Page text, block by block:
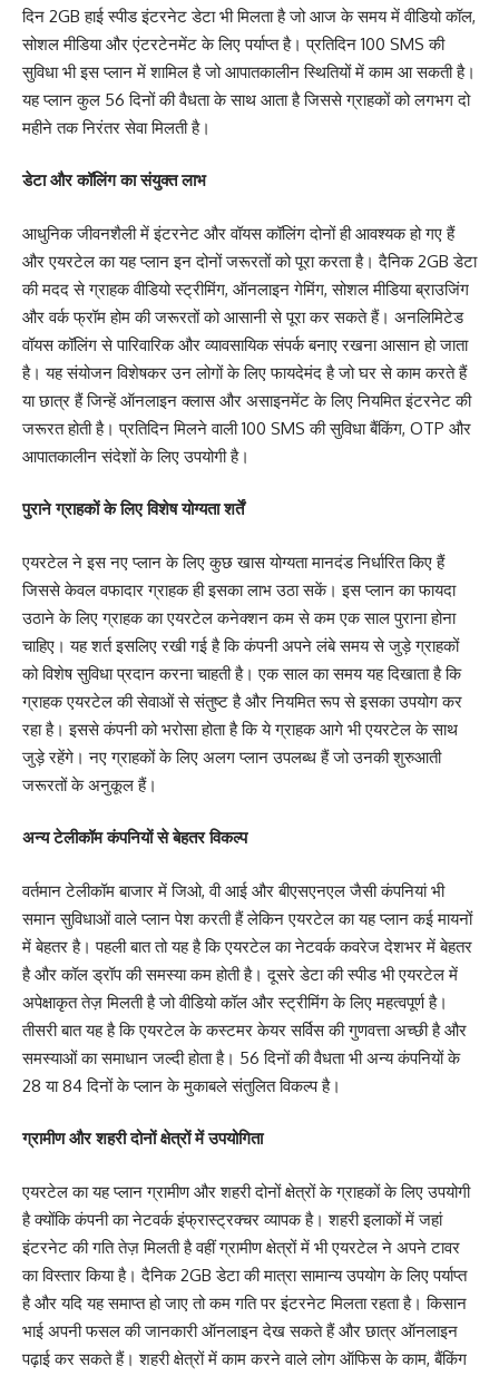
दिन 2GB हाई स्पीड इंटरनेट डेटा भी मिलता है जो आज के समय में वीडियो कॉल,
सोशल मीडिया और एंटरटेनमेंट के लिए पर्याप्त है। प्रतिदिन 100 SMS की
सुविधा भी इस प्लान में शामिल है जो आपातकालीन स्थितियों में काम आ सकती है।
यह प्लान कुल 56 दिनों की वैधता के साथ आता है जिससे ग्राहकों को लगभग दो
महीने तक निरंतर सेवा मिलती है।
डेटा और कॉलिंग का संयुक्त लाभ
आधुनिक जीवनशैली में इंटरनेट और वॉयस कॉलिंग दोनों ही आवश्यक हो गए हैं
और एयरटेल का यह प्लान इन दोनों जरूरतों को पूरा करता है। दैनिक 2GB डेटा
की मदद से ग्राहक वीडियो स्ट्रीमिंग, ऑनलाइन गेमिंग, सोशल मीडिया ब्राउजिंग
और वर्क फ्रॉम होम की जरूरतों को आसानी से पूरा कर सकते हैं। अनलिमिटेड
वॉयस कॉलिंग से पारिवारिक और व्यावसायिक संपर्क बनाए रखना आसान हो जाता
है। यह संयोजन विशेषकर उन लोगों के लिए फायदेमंद है जो घर से काम करते हैं
या छात्र हैं जिन्हें ऑनलाइन क्लास और असाइनमेंट के लिए नियमित इंटरनेट की
जरूरत होती है। प्रतिदिन मिलने वाली 100 SMS की सुविधा बैंकिंग, OTP और
आपातकालीन संदेशों के लिए उपयोगी है।
पुराने ग्राहकों के लिए विशेष योग्यता शर्तें
एयरटेल ने इस नए प्लान के लिए कुछ खास योग्यता मानदंड निर्धारित किए हैं
जिससे केवल वफादार ग्राहक ही इसका लाभ उठा सकें। इस प्लान का फायदा
उठाने के लिए ग्राहक का एयरटेल कनेक्शन कम से कम एक साल पुराना होना
चाहिए। यह शर्त इसलिए रखी गई है कि कंपनी अपने लंबे समय से जुड़े ग्राहकों
को विशेष सुविधा प्रदान करना चाहती है। एक साल का समय यह दिखाता है कि
ग्राहक एयरटेल की सेवाओं से संतुष्ट है और नियमित रूप से इसका उपयोग कर
रहा है। इससे कंपनी को भरोसा होता है कि ये ग्राहक आगे भी एयरटेल के साथ
जुड़े रहेंगे। नए ग्राहकों के लिए अलग प्लान उपलब्ध हैं जो उनकी शुरुआती
जरूरतों के अनुकूल हैं।
अन्य टेलीकॉम कंपनियों से बेहतर विकल्प
वर्तमान टेलीकॉम बाजार में जिओ, वी आई और बीएसएनएल जैसी कंपनियां भी
समान सुविधाओं वाले प्लान पेश करती हैं लेकिन एयरटेल का यह प्लान कई मायनों
में बेहतर है। पहली बात तो यह है कि एयरटेल का नेटवर्क कवरेज देशभर में बेहतर
है और कॉल ड्रॉप की समस्या कम होती है। दूसरे डेटा की स्पीड भी एयरटेल में
अपेक्षाकृत तेज़ मिलती है जो वीडियो कॉल और स्ट्रीमिंग के लिए महत्वपूर्ण है।
तीसरी बात यह है कि एयरटेल के कस्टमर केयर सर्विस की गुणवत्ता अच्छी है और
समस्याओं का समाधान जल्दी होता है। 56 दिनों की वैधता भी अन्य कंपनियों के
28 या 84 दिनों के प्लान के मुकाबले संतुलित विकल्प है।
ग्रामीण और शहरी दोनों क्षेत्रों में उपयोगिता
एयरटेल का यह प्लान ग्रामीण और शहरी दोनों क्षेत्रों के ग्राहकों के लिए उपयोगी
है क्योंकि कंपनी का नेटवर्क इंफ्रास्ट्रक्चर व्यापक है। शहरी इलाकों में जहां
इंटरनेट की गति तेज़ मिलती है वहीं ग्रामीण क्षेत्रों में भी एयरटेल ने अपने टावर
का विस्तार किया है। दैनिक 2GB डेटा की मात्रा सामान्य उपयोग के लिए पर्याप्त
है और यदि यह समाप्त हो जाए तो कम गति पर इंटरनेट मिलता रहता है। किसान
भाई अपनी फसल की जानकारी ऑनलाइन देख सकते हैं और छात्र ऑनलाइन
पढ़ाई कर सकते हैं। शहरी क्षेत्रों में काम करने वाले लोग ऑफिस के काम, बैंकिंग